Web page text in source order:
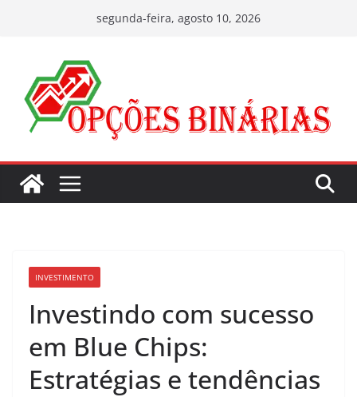
conteúdo
segunda-feira, agosto 10, 2026
INVESTIMENTO
Investindo com sucesso
em Blue Chips:
Estratégias e tendências